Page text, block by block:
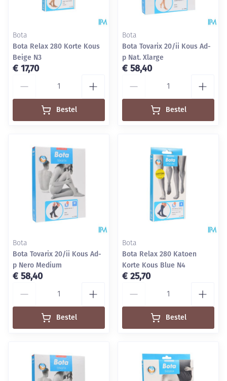
Bota
Bota Relax 280 Korte Kous
Beige N3
€ 17,70
Bestel
Bota
Bota Tovarix 20/ii Kous Ad-
p Nat. Xlarge
€ 58,40
Bestel
Bota
Bota Tovarix 20/ii Kous Ad-
p Nero Medium
€ 58,40
Bestel
Bota
Bota Relax 280 Katoen
Korte Kous Blue N4
€ 25,70
Bestel